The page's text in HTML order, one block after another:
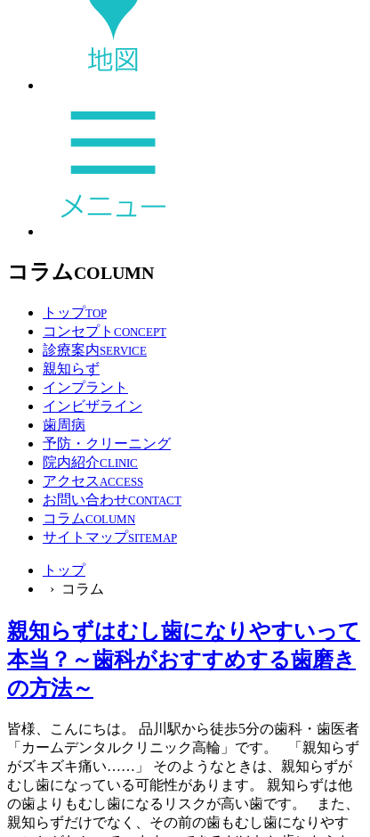
コラムCOLUMN
トップTOP
コンセプト CONCEPT
診療案内SERVICE
親知らず
インプラント
インビザライン
歯周病
予防・クリーニング
院内紹介CLINIC
アクセス ACCESS
お問い合わせCONTACT
コラムCOLUMN
サイトマップSITEMAP
トップ
› コラム
親知らずはむし歯になりやすいって
本当？～歯科がおすすめする歯磨き
の方法～
皆様、こんにちは。 品川駅から徒歩5分の歯科・歯医者
「カームデンタルクリニック高輪」です。 「親知らず
がズキズキ痛い……」 そのようなときは、親知らずが
むし歯になっている可能性があります。 親知らずは他
の歯よりもむし歯になるリスクが高い歯です。 また、
親知らずだけでなく、その前の歯もむし歯になりやす